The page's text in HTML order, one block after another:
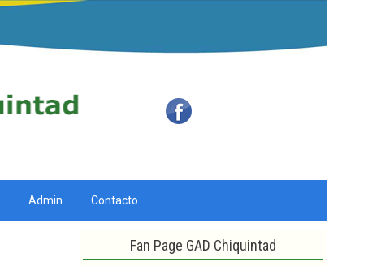
Admin Contacto
Fan Page GAD Chiquintad